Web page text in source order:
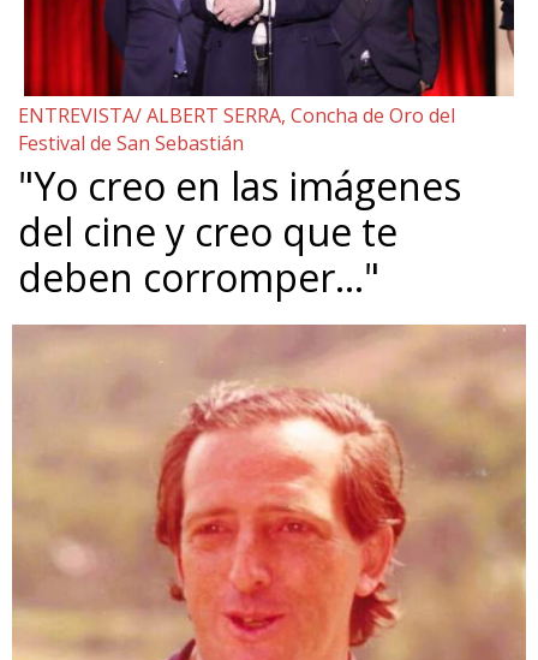
ENTREVISTA/ ALBERT SERRA, Concha de Oro del
Festival de San Sebastián
"Yo creo en las imágenes
del cine y creo que te
deben corromper…"